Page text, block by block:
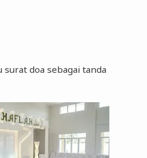
doa sebagai tanda